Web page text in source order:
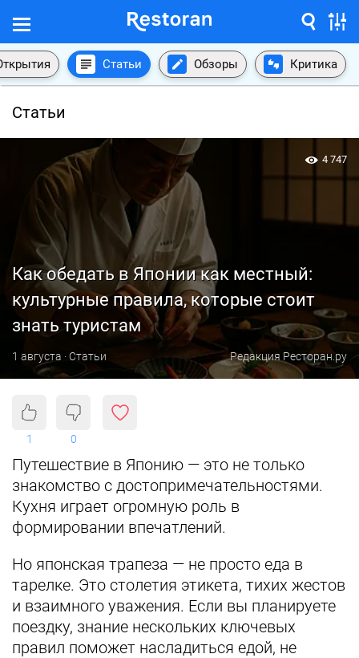
Статьи Обзоры Критика
Статьи
Как обедать в Японии как местный:
культурные правила, которые стоит
знать туристам
1 августа · Статьи Редакция Ресторан.ру
4 747
1 0
Путешествие в Японию — это не только
знакомство с достопримечательностями.
Кухня играет огромную роль в
формировании впечатлений.
Но японская трапеза — не просто еда в
тарелке. Это столетия этикета, тихих жестов
и взаимного уважения. Если вы планируете
поездку, знание нескольких ключевых
правил поможет насладиться едой, не